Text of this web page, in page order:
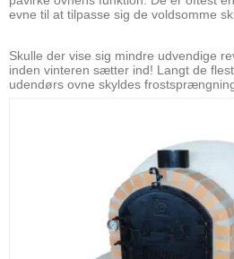
evne til at tilpasse sig de voldsomme
Skulle der vise sig mindre udvendige
inden vinteren sætter ind! Langt de
udendørs ovne skyldes